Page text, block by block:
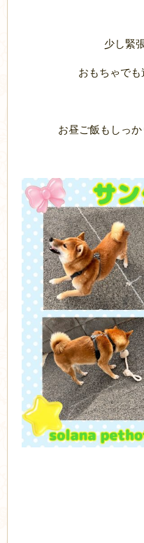
少し緊
おもちゃで
お昼ご飯もしっ